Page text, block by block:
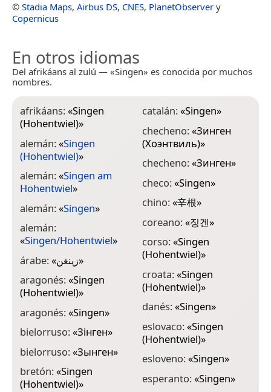
© Stadia Maps, Airbus DS, CNES, PlanetObserver y
Copernicus
En otros idiomas
Del afrikáans al zulú — «Singen» es conocida por muchos
nombres.
afrikáans:«Singen
(Hohentwiel)»
alemán:«Singen
(Hohentwiel)»
alemán:«Singen am
Hohentwiel»
alemán:«Singen»
alemán:
«Singen/Hohentwiel»
árabe:«زينغن»
aragonés:«Singen
(Hohentwiel)»
aragonés:«Singen»
bielorruso:«Зінген»
bielorruso:«Зынген»
bretón:«Singen
(Hohentwiel)»
catalán:«Singen»
checheno:«Зинген
(Хоэнтвиль)»
checheno:«Зинген»
checo:«Singen»
chino:«辛根»
coreano:«징겐»
corso:«Singen
(Hohentwiel)»
croata:«Singen
(Hohentwiel)»
danés:«Singen»
eslovaco:«Singen
(Hohentwiel)»
esloveno:«Singen»
esperanto:«Singen»